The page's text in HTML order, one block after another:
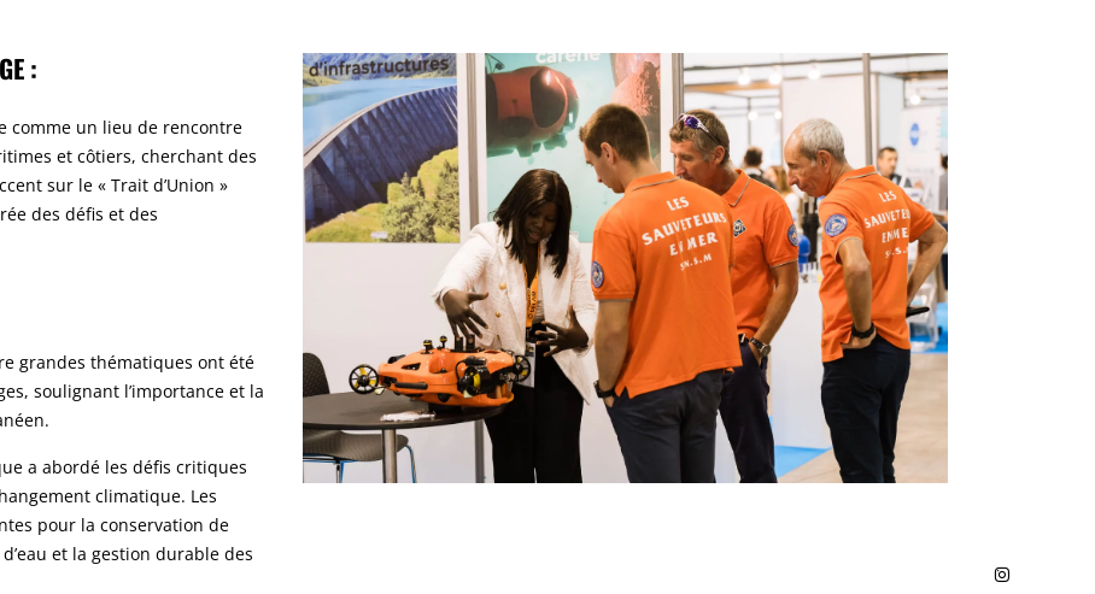
:
comme un lieu de rencontre
et côtiers, cherchant des
sur le « Trait d’Union »
des défis et des
grandes thématiques ont été
soulignant l’importance et la
a abordé les défis critiques
climatique. Les
pour la conservation de
et la gestion durable des